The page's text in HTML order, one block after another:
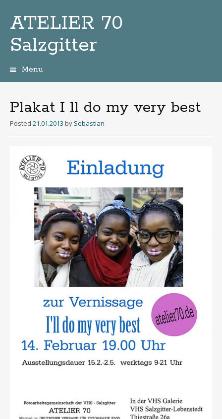
ATELIER 70
Salzgitter
Menu
Plakat I ll do my very best
Posted 21.01.2013 by Sebastian